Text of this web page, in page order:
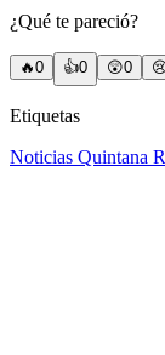
¿Qué te pareció?
🔥0 👍0 😲0
Etiquetas
Noticias Quintana